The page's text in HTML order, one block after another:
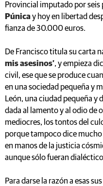
Provincial imputado por seis
Púnicay hoy en libertad
fianza de 30.000 euros.
De Francisco titula su carta
mis asesinos’, y empieza
civil, ese que se produce
en una sociedad pequeña y
León, una ciudad pequeña y
dada al lamento y al odio de
mediocres, los tontos del
porque tampoco dice
en manos de la justicia
aunque sólo fueran
Para darse la razón a esas